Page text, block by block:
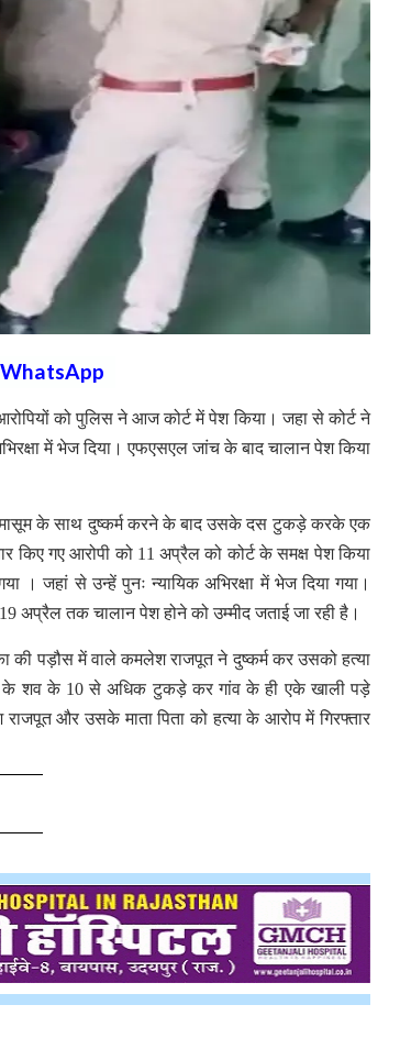
WhatsApp
को पुलिस ने आज कोर्ट में पेश किया। जहा से कोर्ट ने
में भेज दिया। एफएसएल जांच के बाद चालान पेश किया
मासूम के साथ दुष्कर्म करने के बाद उसके दस टुकड़े करके एक
किए गए आरोपी को 11 अप्रैल को कोर्ट के समक्ष पेश किया
जहां से उन्हें पुनः न्यायिक अभिरक्षा में भेज दिया गया।
अप्रैल तक चालान पेश होने को उम्मीद जताई जा रही है।
की पड़ौस में वाले कमलेश राजपूत ने दुष्कर्म कर उसको हत्या
के शव के 10 से अधिक टुकड़े कर गांव के ही एके खाली पड़े
और उसके माता पिता को हत्या के आरोप में गिरफ्तार